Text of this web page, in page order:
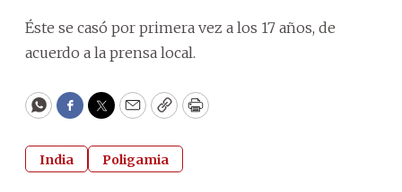
Éste se casó por primera vez a los 17 años, de
acuerdo a la prensa local.
WhatsApp
Facebook
Twitter
EmailCopyPrint
India Poligamia